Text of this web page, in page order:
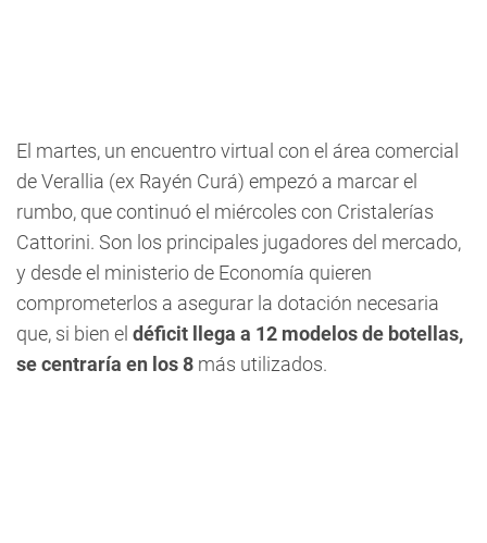
El martes, un encuentro virtual con el área comercial
de Verallia (ex Rayén Curá) empezó a marcar el
rumbo, que continuó el miércoles con Cristalerías
Cattorini. Son los principales jugadores del mercado,
y desde el ministerio de Economía quieren
comprometerlos a asegurar la dotación necesaria
que, si bien el déficit llega a 12 modelos de botellas,
se centraría en los 8 más utilizados.